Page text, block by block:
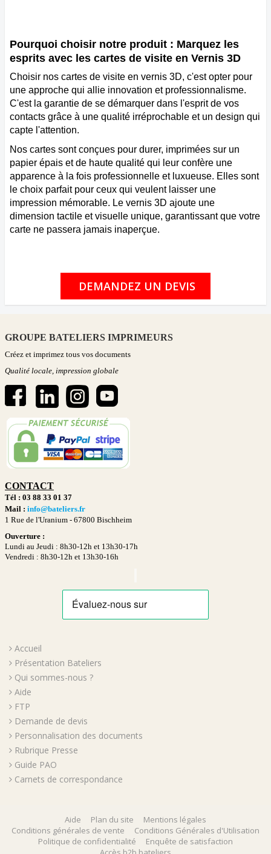
Pourquoi choisir notre produit : Marquez les
esprits avec les cartes de visite en Vernis 3D
Choisir nos cartes de visite en vernis 3D, c'est opter pour
une approche qui allie innovation et professionnalisme.
C'est la garantie de se démarquer dans l'esprit de vos
contacts grâce à une qualité irréprochable et un design qui
capte l'attention.
Nos cartes sont conçues pour durer, imprimées sur un
papier épais et de haute qualité qui leur confère une
apparence à la fois professionnelle et luxueuse. Elles sont
le choix parfait pour ceux qui veulent laisser une
impression mémorable. Le vernis 3D ajoute une
dimension tactile et visuelle unique, garantissant que votre
carte ne passera jamais inaperçue.
DEMANDEZ UN DEVIS
GROUPE BATELIERS IMPRIMEURS
Créez et imprimez tous vos documents
Qualité locale, impression globale
CONTACT
Tél : 03 88 33 01 37
Mail : info@bateliers.fr
1 Rue de l'Uranium - 67800 Bischheim
Ouverture :
Lundi au Jeudi : 8h30-12h et 13h30-17h
Vendredi : 8h30-12h et 13h30-16h
Accueil
Présentation Bateliers
Qui sommes-nous ?
Aide
FTP
Demande de devis
Personnalisation des documents
Rubrique Presse
Guide PAO
Carnets de correspondance
Aide Plan du site
Mentions légales
Conditions générales de vente
Conditions Générales d'Utilisation
Politique de confidentialité
Enquête de satisfaction